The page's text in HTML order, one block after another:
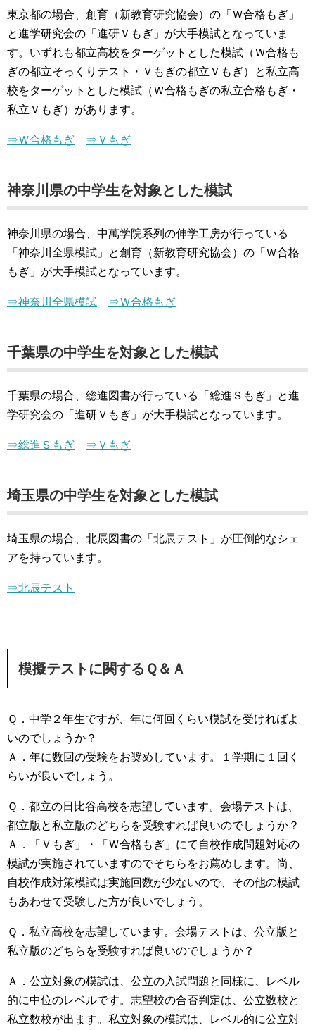
東京都の場合、創育（新教育研究協会）の「Ｗ合格もぎ」
と進学研究会の「進研Ｖもぎ」が大手模試となっていま
す。いずれも都立高校をターゲットとした模試（Ｗ合格も
ぎの都立そっくりテスト・Ｖもぎの都立Ｖもぎ）と私立高
校をターゲットとした模試（Ｗ合格もぎの私立合格もぎ・
私立Ｖもぎ）があります。
⇒Ｗ合格もぎ ⇒Ｖもぎ
神奈川県の中学生を対象とした模試
神奈川県の場合、中萬学院系列の伸学工房が行っている
「神奈川全県模試」と創育（新教育研究協会）の「Ｗ合格
もぎ」が大手模試となっています。
⇒神奈川全県模試 ⇒Ｗ合格もぎ
千葉県の中学生を対象とした模試
千葉県の場合、総進図書が行っている「総進Ｓもぎ」と進
学研究会の「進研Ｖもぎ」が大手模試となっています。
⇒総進Ｓもぎ ⇒Ｖもぎ
埼玉県の中学生を対象とした模試
埼玉県の場合、北辰図書の「北辰テスト」が圧倒的なシェ
アを持っています。
⇒北辰テスト
模擬テストに関するＱ＆Ａ
Ｑ．中学２年生ですが、年に何回くらい模試を受ければよ
いのでしょうか？
Ａ．年に数回の受験をお奨めしています。１学期に１回く
らいが良いでしょう。
Ｑ．都立の日比谷高校を志望しています。会場テストは、
都立版と私立版のどちらを受験すれば良いのでしょうか？
Ａ．「Ｖもぎ」・「Ｗ合格もぎ」にて自校作成問題対応の
模試が実施されていますのでそちらをお薦めします。尚、
自校作成対策模試は実施回数が少ないので、その他の模試
もあわせて受験した方が良いでしょう。
Ｑ．私立高校を志望しています。会場テストは、公立版と
私立版のどちらを受験すれば良いのでしょうか？
Ａ．公立対象の模試は、公立の入試問題と同様に、レベル
的に中位のレベルです。志望校の合否判定は、公立数校と
私立数校が出ます。私立対象の模試は、レベル的に公立対